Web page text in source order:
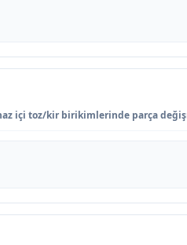
içi toz/kir birikimlerinde parça